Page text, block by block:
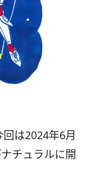
は2024年6月
チュラルに開